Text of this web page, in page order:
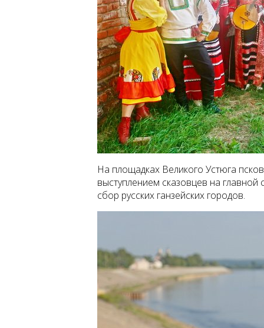
На площадках Великого Устюга
выступлением сказовцев на
сбор русских ганзейских городов.